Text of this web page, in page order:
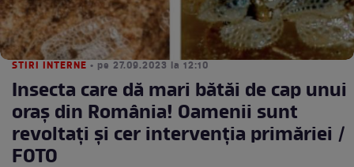
STIRI INTERNE • pe 27.09.2023 la 12:10
Insecta care dă mari bătăi de cap unui
oraș din România! Oamenii sunt
revoltați și cer intervenţia primăriei /
FOTO